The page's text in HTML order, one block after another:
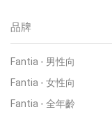
品牌
Fantia - 男性向
Fantia - 女性向
Fantia - 全年齡